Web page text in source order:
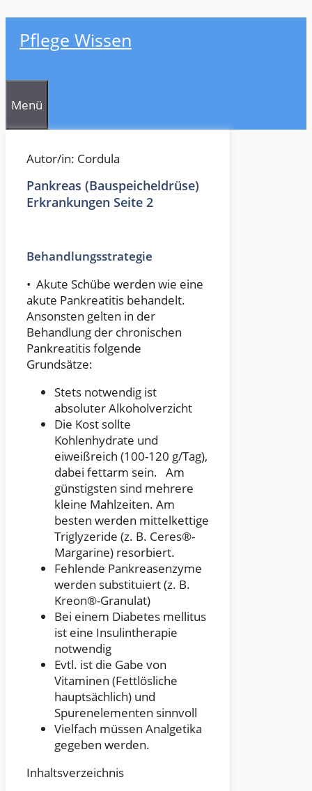
Inhalt
Pflege Wissen
Menü
Autor/in: Cordula
Pankreas (Bauspeicheldrüse)
Erkrankungen Seite 2
Behandlungsstrategie
• Akute Schübe werden wie eine
akute Pankreatitis behandelt.
Ansonsten gelten in der
Behandlung der chronischen
Pankreatitis folgende
Grundsätze:
Stets notwendig ist
absoluter Alkoholverzicht
Die Kost sollte
Kohlenhydrate und
eiweißreich (100-120 g/Tag),
dabei fettarm sein. Am
günstigsten sind mehrere
kleine Mahlzeiten. Am
besten werden mittelkettige
Triglyzeride (z. B. Ceres®-
Margarine) resorbiert.
Fehlende Pankreasenzyme
werden substituiert (z. B.
Kreon®-Granulat)
Bei einem Diabetes mellitus
ist eine Insulintherapie
notwendig
Evtl. ist die Gabe von
Vitaminen (Fettlösliche
hauptsächlich) und
Spurenelementen sinnvoll
Vielfach müssen Analgetika
gegeben werden.
Inhaltsverzeichnis